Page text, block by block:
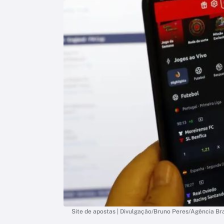
Site de apostas | Divulgação/Bruno Peres/Agência